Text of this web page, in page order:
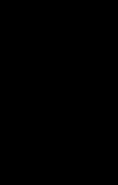
/ COLLEGIUM